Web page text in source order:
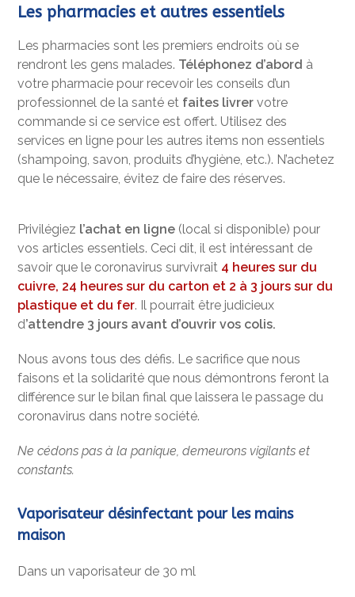
Les pharmacies et autres essentiels
Les pharmacies sont les premiers endroits où se
rendront les gens malades. Téléphonez d’abord à
votre pharmacie pour recevoir les conseils d’un
professionnel de la santé et faites livrer votre
commande si ce service est offert. Utilisez des
services en ligne pour les autres items non essentiels
(shampoing, savon, produits d’hygiène, etc.). N’achetez
que le nécessaire, évitez de faire des réserves.
Privilégiez l’achat en ligne (local si disponible) pour
vos articles essentiels. Ceci dit, il est intéressant de
savoir que le coronavirus survivrait 4 heures sur du
cuivre, 24 heures sur du carton et 2 à 3 jours sur du
plastique et du fer. Il pourrait être judicieux
d’attendre 3 jours avant d’ouvrir vos colis.
Nous avons tous des défis. Le sacrifice que nous
faisons et la solidarité que nous démontrons feront la
différence sur le bilan final que laissera le passage du
coronavirus dans notre société.
Ne cédons pas à la panique, demeurons vigilants et
constants.
Vaporisateur désinfectant pour les mains
maison
Dans un vaporisateur de 30 ml